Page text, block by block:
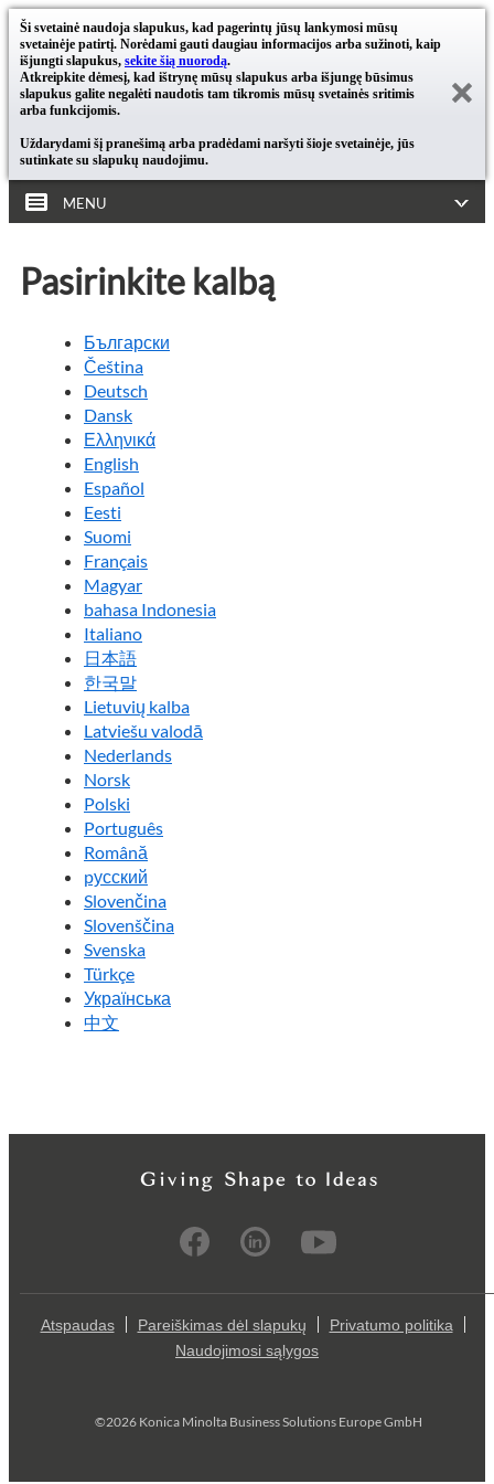
Ši svetainė naudoja slapukus, kad pagerintų jūsų lankymosi mūsų
svetainėje patirtį. Norėdami gauti daugiau informacijos arba sužinoti, kaip
išjungti slapukus, sekite šią nuorodą.
Atkreipkite dėmesį, kad ištrynę mūsų slapukus arba išjungę būsimus
slapukus galite negalėti naudotis tam tikromis mūsų svetainės sritimis
arba funkcijomis.
Uždarydami šį pranešimą arba pradėdami naršyti šioje svetainėje, jūs
sutinkate su slapukų naudojimu.
MENU
Pasirinkite kalbą
Български
Čeština
Deutsch
Dansk
Ελληνικά
English
Español
Eesti
Suomi
Français
Magyar
bahasa Indonesia
Italiano
日本語
한국말
Lietuvių kalba
Latviešu valodā
Nederlands
Norsk
Polski
Português
Română
pусский
Slovenčina
Slovenščina
Svenska
Türkçe
Українська
中文
Atspaudas Pareiškimas dėl slapukų
Privatumo politika
Naudojimosi sąlygos
©2026 Konica Minolta Business Solutions Europe GmbH